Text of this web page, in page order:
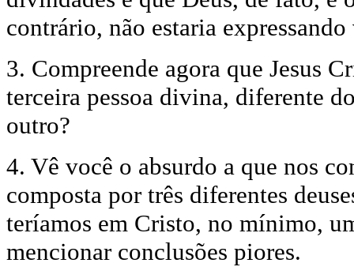
contrário, não estaria
3. Compreende agora que Jesus
terceira pessoa divina, diferente
outro?
4. Vê você o absurdo a que nos
composta por três diferentes
teríamos em Cristo, no mínimo,
mencionar conclusões piores.